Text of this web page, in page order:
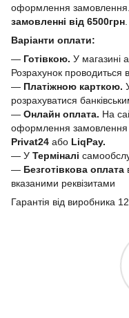
оформлення замовлення.
замовленні від 6500грн
Варіанти оплати:
— Готівкою. У магазині
Розрахунок проводиться в
— Платіжною карткою.
розрахуватися
— Онлайн оплата. На
оформлення замовлення
Privat24 або LiqPay.
— У Терміналі
— Безготівкова оплата
вказаними реквізитами
Гарантія від виробника